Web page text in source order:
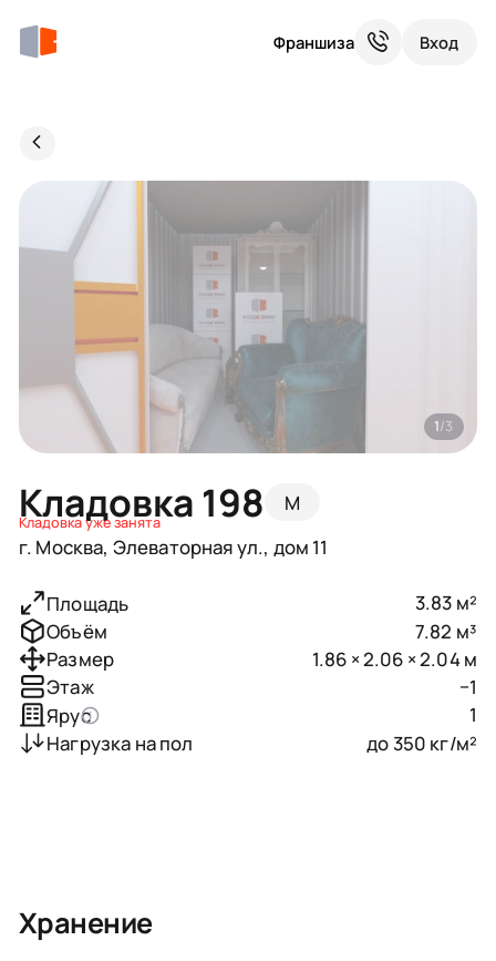
Франшиза Вход
Кладовка 198 M
Кладовка уже занята
г. Москва, Элеваторная ул., дом 11
1/3
Площадь
3.83 м²
Объём
7.82 м³
Размер
1.86 × 2.06 × 2.04 м
Этаж
−1
Ярус
1
Нагрузка на пол
до 350 кг/м²
Хранение